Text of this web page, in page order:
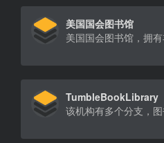
美国国会图书馆
美国国会图书馆，拥有
TumbleBookLibrary
该机构有多个分支，